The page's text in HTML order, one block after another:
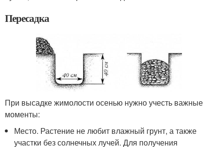
Пересадка
При высадке жимолости осенью нужно учесть важные
моменты:
Место. Растение не любит влажный грунт, а также
участки без солнечных лучей. Для получения